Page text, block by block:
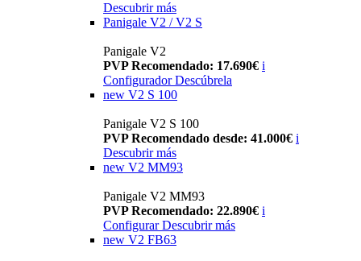
Descubrir más
Panigale V2 / V2 S
Panigale V2
PVP Recomendado: 17.690€ i
Configurador Descúbrela
new V2 S 100
Panigale V2 S 100
PVP Recomendado desde: 41.000€ i
Descubrir más
new V2 MM93
Panigale V2 MM93
PVP Recomendado: 22.890€ i
Configurar Descubrir más
new V2 FB63